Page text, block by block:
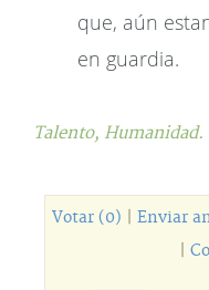
que, aún
en guardia.
Talento, Humanidad.
Votar (0) Enviar